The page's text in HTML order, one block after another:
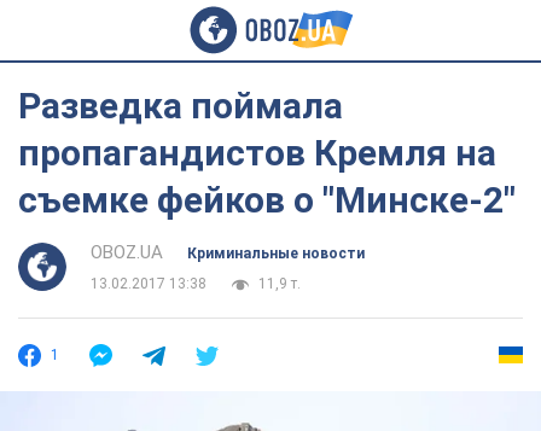
Разведка поймала
пропагандистов Кремля на
съемке фейков о "Минске-2"
OBOZ.UA
Криминальные новости
13.02.2017 13:38
11,9 т.
1